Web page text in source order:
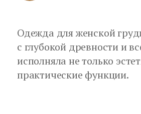
Одежда для женской
с глубокой древности и
исполняла не только
практические функции.